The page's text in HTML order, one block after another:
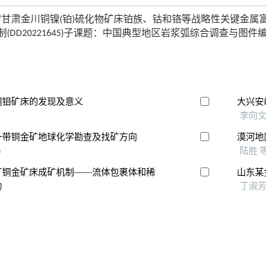
肃金川铜镍(铂)硫化物矿床铂族、钴和铬等战略性关键金属
(DD20221645)子课题：中国典型地区岩浆弧综合调查与图件